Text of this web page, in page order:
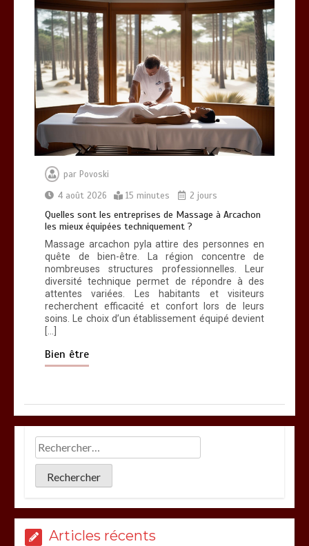
par Povoski
4 août 2026
15 minutes 2 jours
Quelles sont les entreprises de Massage à Arcachon
les mieux équipées techniquement ?
Massage arcachon pyla attire des personnes en
quête de bien-être. La région concentre de
nombreuses structures professionnelles. Leur
diversité technique permet de répondre à des
attentes variées. Les habitants et visiteurs
recherchent efficacité et confort lors de leurs
soins. Le choix d’un établissement équipé devient
[…]
Bien être
Articles récents